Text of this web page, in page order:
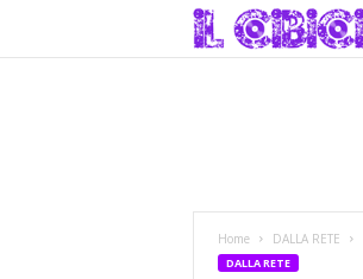
Home DALLA RETE
DALLA RETE